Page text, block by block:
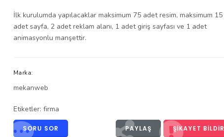
İlk kurulumda yapılacaklar maksimum 75 adet resim, maksimum 15
adet sayfa, 2 adet reklam alanı, 1 adet giriş sayfası ve 1 adet
animasyonlu manşettir.
Marka:
mekanweb
Etiketler: firma
SORU SOR PAYLAŞ ŞIKAYET BILDIR